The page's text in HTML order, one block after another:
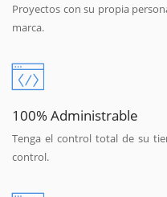
Proyectos con su propia
marca.
100% Administrable
Tenga el control total de su
control.